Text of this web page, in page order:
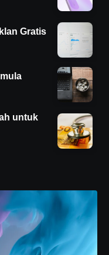
Gratis
untuk